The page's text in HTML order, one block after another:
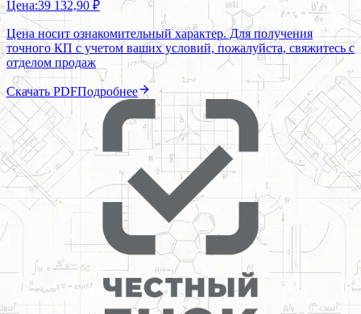
Цена:39 132,90 ₽
Цена носит ознакомительный характер. Для получения
точного КП с учетом ваших условий, пожалуйста, свяжитесь с
отделом продаж
Скачать PDFПодробнее